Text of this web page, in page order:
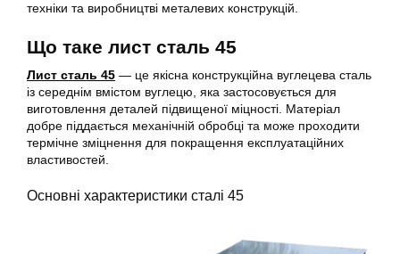
техніки та виробництві металевих конструкцій.
Що таке лист сталь 45
Лист сталь 45 — це якісна конструкційна вуглецева сталь
із середнім вмістом вуглецю, яка застосовується для
виготовлення деталей підвищеної міцності. Матеріал
добре піддається механічній обробці та може проходити
термічне зміцнення для покращення експлуатаційних
властивостей.
Основні характеристики сталі 45